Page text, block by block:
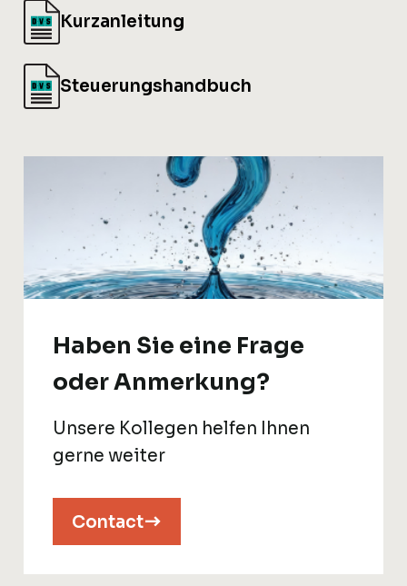
Kurzanleitung
Steuerungshandbuch
Haben Sie eine Frage
oder Anmerkung?
Unsere Kollegen helfen Ihnen
gerne weiter
Contact